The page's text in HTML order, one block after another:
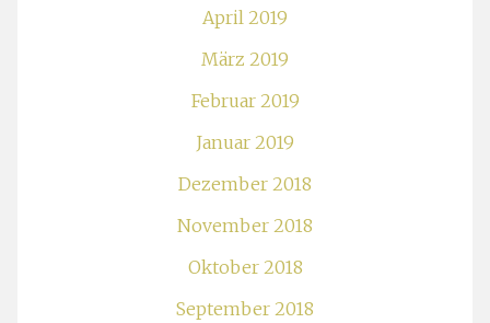
April 2019
März 2019
Februar 2019
Januar 2019
Dezember 2018
November 2018
Oktober 2018
September 2018